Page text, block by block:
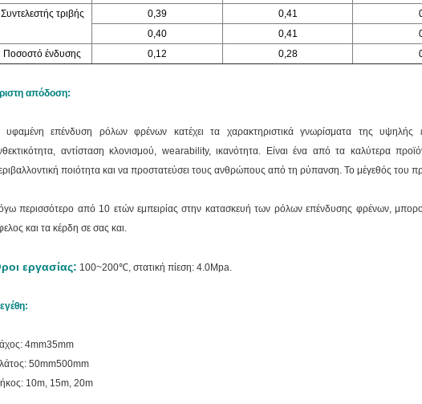
Συντελεστής τριβής
0,39 0,41
0,40
0,41
Ποσοστό ένδυσης
0,12 0,28
απόδοση:
επένδυση ρόλων φρένων κατέχει τα χαρακτηριστικά γνωρίσματα της υψηλής
αντίσταση κλονισμού, wearability, ικανότητα. Είναι ένα από τα καλύτερα
ποιότητα και να προστατεύσει τους ανθρώπους από τη ρύπανση. Το μέγεθός του
περισσότερο από 10 ετών εμπειρίας στην κατασκευή των ρόλων επένδυσης φρένων,
και τα κέρδη σε σας και.
εργασίας: 100~200℃, στατική πίεση: 4.0Mpa.
4mm35mm
50mm500mm
10m, 15m, 20m